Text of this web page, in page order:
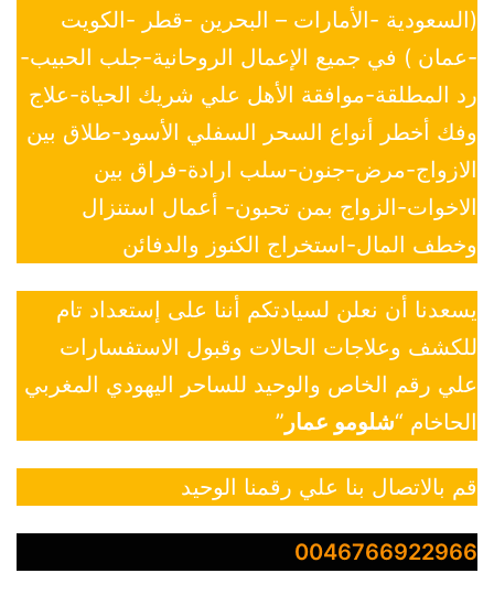
(السعودية -الأمارات – البحرين -قطر -الكويت
-عمان ) في جميع الإعمال الروحانية-جلب الحبيب-
رد المطلقة-موافقة الأهل علي شريك الحياة-علاج
وفك أخطر أنواع السحر السفلي الأسود-طلاق بين
الازواج-مرض-جنون-سلب ارادة-فراق بين
الاخوات-الزواج بمن تحبون- أعمال استنزال
وخطف المال-استخراج الكنوز والدفائن
يسعدنا أن نعلن لسيادتكم أننا على إستعداد تام
للكشف وعلاجات الحالات وقبول الاستفسارات
علي رقم الخاص والوحيد للساحر اليهودي المغربي
الحاخام “شلومو عمار ”
قم بالاتصال بنا علي رقمنا الوحيد
0046766922966